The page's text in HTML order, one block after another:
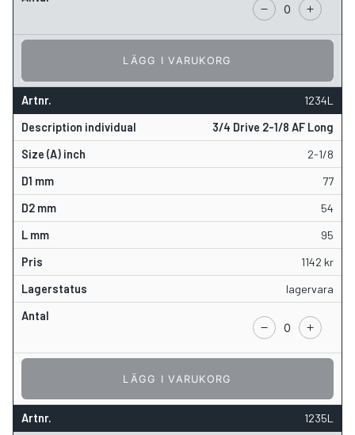
LÄGG I VARUKORG
1234L
3/4 Drive 2-1/8 AF Long
2-1/8
77
54
95
1142 kr
lagervara
LÄGG I VARUKORG
1235L